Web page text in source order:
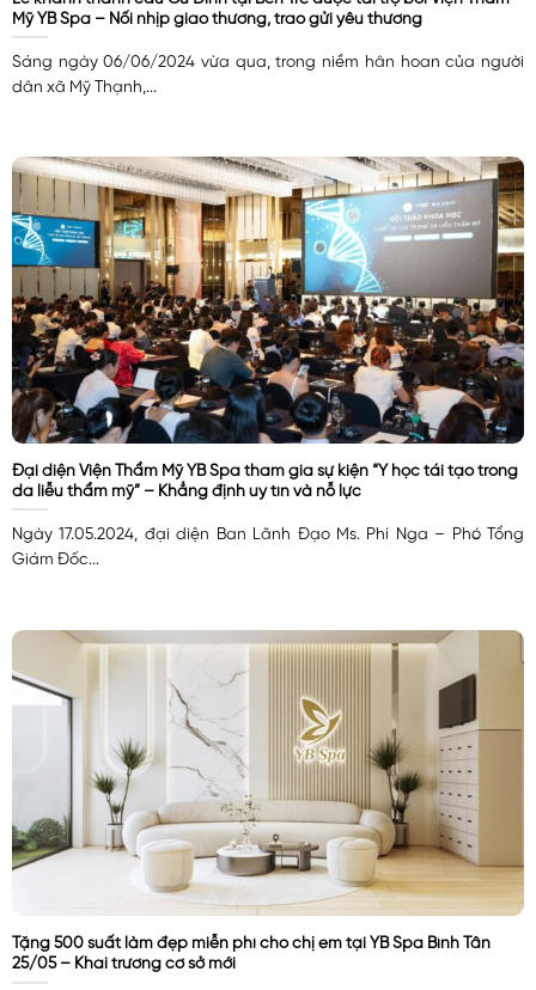
Mỹ YB Spa – Nối nhịp giao thương, trao gửi yêu thương
Sáng ngày 06/06/2024 vừa qua, trong niềm hân hoan của người
dân xã Mỹ Thạnh,...
Đại diện Viện Thẩm Mỹ YB Spa tham gia sự kiện “Y học tái tạo trong
da liễu thẩm mỹ” – Khẳng định uy tín và nỗ lực
Ngày 17.05.2024, đại diện Ban Lãnh Đạo Ms. Phí Nga – Phó Tổng
Giám Đốc...
Tặng 500 suất làm đẹp miễn phí cho chị em tại YB Spa Bình Tân
25/05 – Khai trương cơ sở mới